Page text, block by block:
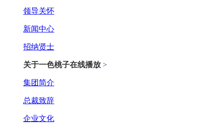
领导关怀
新闻中心
招纳贤士
关于一色桃子在线播放 >
集团简介
总裁致辞
企业文化